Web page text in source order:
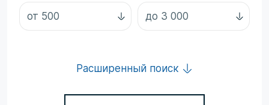
Расширенный поиск